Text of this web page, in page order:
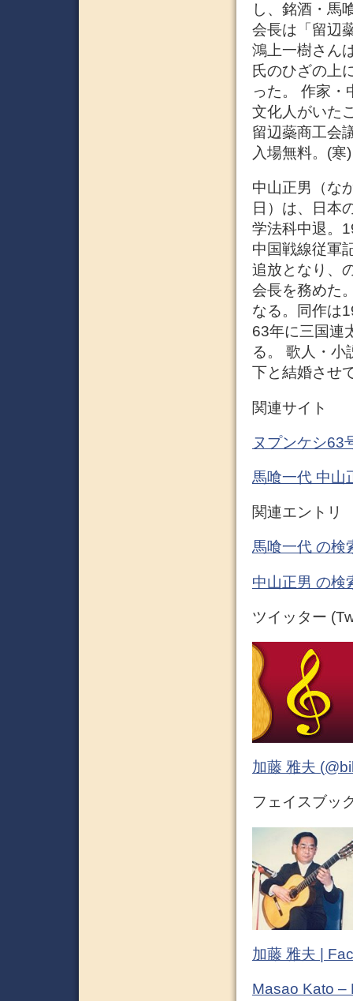
し、銘酒・馬
会長は「留辺
鴻上一樹さん
氏のひざの上
った。 作家・
文化人がいた
留辺蘂商工会
入場無料。(寒
中山正男（な
日）は、日本
学法科中退。
中国戦線従軍
追放となり、
会長を務めた
なる。同作は
63年に三国連
る。 歌人・小
下と結婚させ
関連サイト
ヌプンケシ63
馬喰一代 中山
関連エントリ
馬喰一代 の検
中山正男 の検
ツイッター
加藤 雅夫
フェイスブッ
加藤 雅夫 |
Masao Kato –